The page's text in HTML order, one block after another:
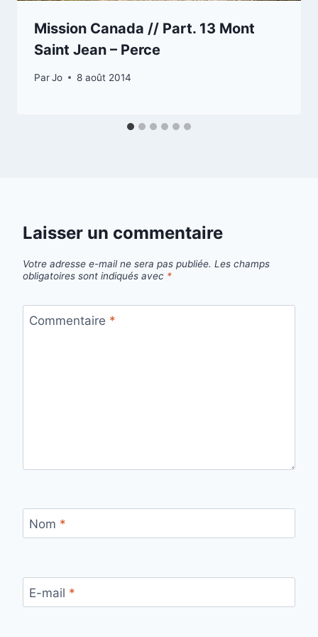
Mission Canada // Part. 13 Mont
Saint Jean – Perce
ParJo 8 août 2014
Laisser un commentaire
Votre adresse e-mail ne sera pas publiée. Les champs
obligatoires sont indiqués avec *
Commentaire *
Nom *
E-mail *